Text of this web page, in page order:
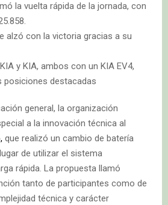
la vuelta rápida de la jornada, con
alzó con la victoria gracias a su
y KIA, ambos con un KIA EV4,
posiciones destacadas
general, la organización
a la innovación técnica al
que realizó un cambio de batería
de utilizar el sistema
rápida. La propuesta llamó
tanto de participantes como de
técnica y carácter